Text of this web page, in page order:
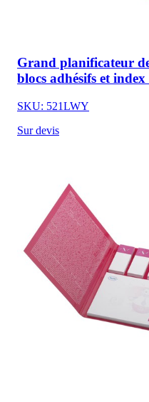
Grand planificateur
blocs adhésifs et
SKU: 521LWY
Sur devis